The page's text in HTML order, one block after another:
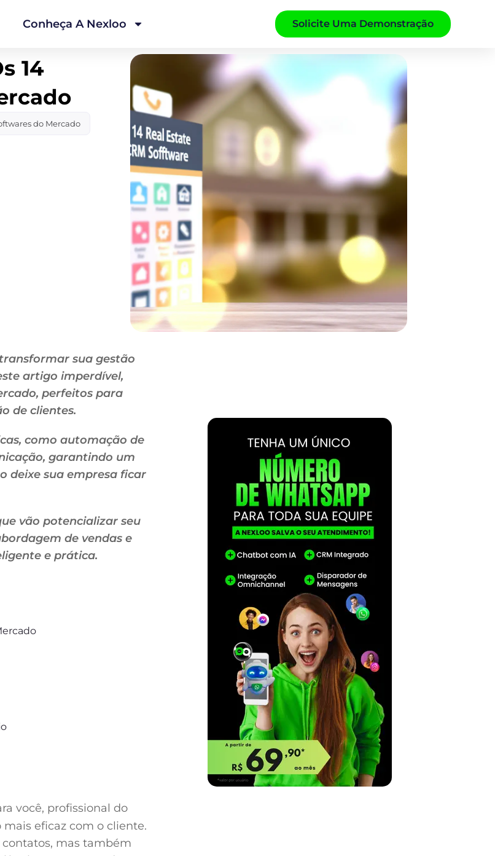
Conheça A Nexloo Solicite Uma Demonstração
14
do Mercado
sua gestão
artigo imperdível,
perfeitos para
de clientes.
como automação de
garantindo um
deixe sua empresa ficar
vão potencializar seu
de vendas e
e prática.
você, profissional do
eficaz com o cliente.
mas também